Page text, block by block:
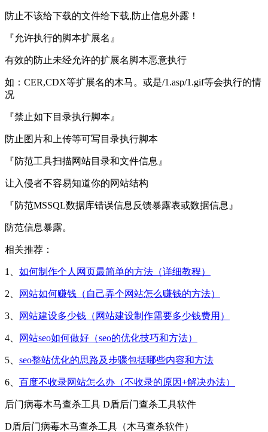
防止不该给下载的文件给下载,防止信息外露！
『允许执行的脚本扩展名』
有效的防止未经允许的扩展名脚本恶意执行
如：CER,CDX等扩展名的木马。或是/1.asp/1.gif等会执行的情
况
『禁止如下目录执行脚本』
防止图片和上传等可写目录执行脚本
『防范工具扫描网站目录和文件信息』
让入侵者不容易知道你的网站结构
『防范MSSQL数据库错误信息反馈暴露表或数据信息』
防范信息暴露。
相关推荐：
1、 如何制作个人网页最简单的方法（详细教程）
2、 网站如何赚钱（自己弄个网站怎么赚钱的方法）
3、 网站建设多少钱（网站建设制作需要多少钱费用）
4、 网站seo如何做好（seo的优化技巧和方法）
5、 seo整站优化的思路及步骤包括哪些内容和方法
6、 百度不收录网站怎么办（不收录的原因+解决办法）
后门病毒木马查杀工具 D盾后门查杀工具软件
D盾后门病毒木马查杀工具（木马查杀软件）